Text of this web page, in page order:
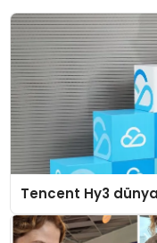
Tencent Hy3